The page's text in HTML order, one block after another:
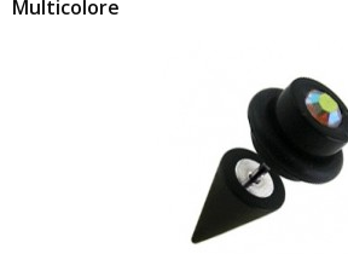
Multicolore